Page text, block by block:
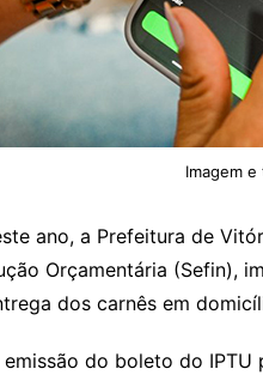
Imagem
ano, a Prefeitura de
Orçamentária (Sefin),
dos carnês em
emissão do boleto do